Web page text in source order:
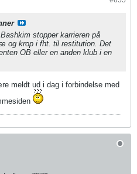
stopper karrieren på
og krop i fht. til restitution. Det
OB eller en anden klub i en
meldt ud i dag i forbindelse med